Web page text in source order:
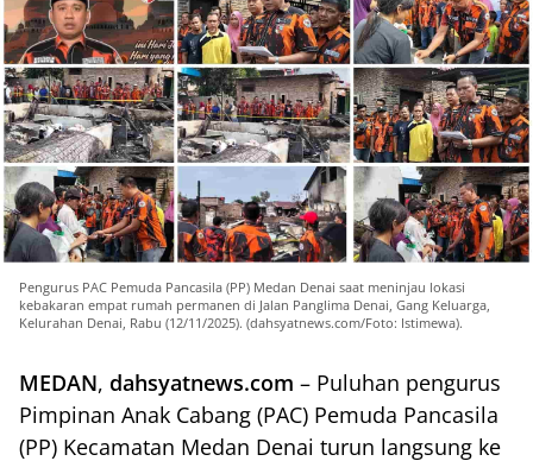
Pengurus PAC Pemuda Pancasila (PP) Medan Denai saat meninjau lokasi
kebakaran empat rumah permanen di Jalan Panglima Denai, Gang Keluarga,
Kelurahan Denai, Rabu (12/11/2025). (dahsyatnews.com/Foto: Istimewa).
MEDAN, dahsyatnews.com – Puluhan pengurus
Pimpinan Anak Cabang (PAC) Pemuda Pancasila
(PP) Kecamatan Medan Denai turun langsung ke